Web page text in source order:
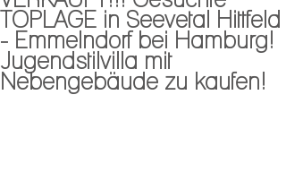
TOPLAGE in Seevetal Hittfeld
- Emmelndorf bei Hamburg!
Jugendstilvilla mit
Nebengebäude zu kaufen!